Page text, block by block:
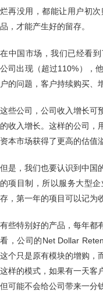
烂再没用，都能让用户初
品，才能产生好的留存。
在中国市场，我们已经看
公司出现（超过110%），
户的问题，客户持续购买、
这些公司，公司收入增长可
的收入增长。这样的公司，
资本市场获得了更高的估值
但是，我们也要认识到中国
的项目制，所以服务大型
存，第一年的项目可以记为
有些特别好的产品，每年都
看，公司的Net Dollar
这个只是原有模块的增购，
这样的模式，如果有一天客
但可能不会给公司带来一分